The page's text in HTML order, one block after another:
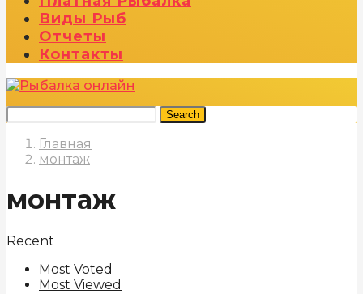
Виды Рыб
Отчеты
Контакты
Search
Главная
монтаж
монтаж
Recent
Most Voted
Most Viewed